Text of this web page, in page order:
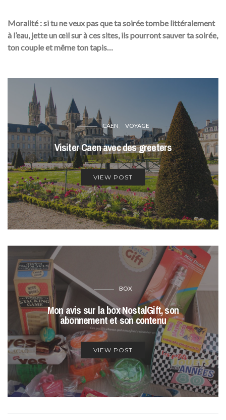
Moralité : si tu ne veux pas que ta soirée tombe littéralement
à l’eau, jette un œil sur à ces sites, ils pourront sauver ta soirée,
ton couple et même ton tapis…
CAEN VOYAGE
Visiter Caen avec des greeters
VIEW POST
BOX
Mon avis sur la box NostalGift, son
abonnement et son contenu
VIEW POST